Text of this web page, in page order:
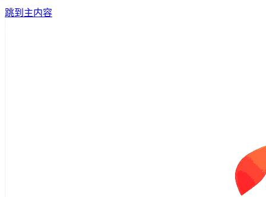
跳到主内容